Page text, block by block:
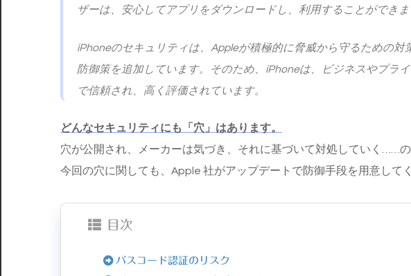
ザーは、安心してアプリをダウンロードし、利用することができま
iPhoneのセキュリティは、Appleが積極的に脅威から守るための
防御策を追加しています。そのため、iPhoneは、ビジネスやプラ
で信頼され、高く評価されています。
どんなセキュリティにも「穴」はあります。
穴が公開され、メーカーは気づき、それに基づいて対処していく……の
今回の穴に関しても、Apple 社がアップデートで防御手段を用意して
目次
パスコード認証のリスク